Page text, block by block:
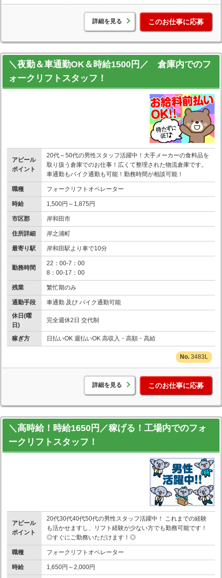
詳細を見る このお仕事に応募
＼夜勤＆車通勤OK＆時給1500円／ 倉庫内でのフ
ォークリフトスタッフ！
アピール
ポイント
20代～50代の男性スタッフ活躍中！大手メーカーの食料品を
取り扱う倉庫でのお仕事！広くて整理された物流倉庫です。
車通勤もバイク通勤も可能！勤務時間が相談可能！
職種 フォークリフトオペレーター
時給 1,500円～1,875円
市区郡 岸和田市
住所詳細 岸之浦町
最寄り駅 岸和田駅より車で10分
勤務時間
22：00-7：00
8：00-17：00
残業 繁忙期のみ
通勤手段
車通勤 及び バイク通勤可能
休日(曜
日)
完全週休2日 交代制
稼ぎ方 日払いOK 週払いOK 高収入・高額・高給
3483L
詳細を見る このお仕事に応募
＼高時給！時給1650円／稼げる！工場内でのフォ
ークリフトスタッフ！
アピール
ポイント
20代30代40代50代の男性スタッフ活躍中！ これまでの経験
も活かせますし、リフト経験が少ない方でも勤務可能です！
◎すぐにご勤務いただけます！◎
職種 フォークリフトオペレーター
時給 1,650円～2,000円